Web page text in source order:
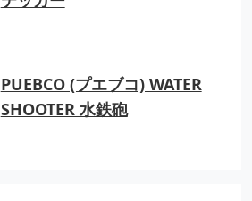
PUEBCO (プエブコ) WATER
SHOOTER 水鉄砲